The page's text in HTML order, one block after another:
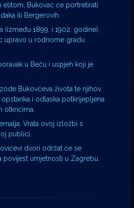
elitom, Bukovac će portretirati
ili Bergerovih.
(između 1899. i 1902. godine),
upravo u rodnome gradu
u Beču i uspjeh koji je
Bukovčeva života te njihov
i odlaska potkrijepljena
otkrićima.
Vrata ovoj izložbi s
publici.
dvori održat će se
umjetnosti u Zagrebu.